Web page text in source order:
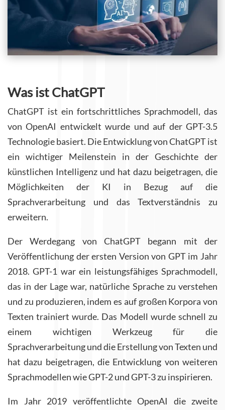
Was ist ChatGPT
ChatGPT ist ein fortschrittliches Sprachmodell, das
von OpenAI entwickelt wurde und auf der GPT-3.5
Technologie basiert. Die Entwicklung von ChatGPT ist
ein wichtiger Meilenstein in der Geschichte der
künstlichen Intelligenz und hat dazu beigetragen, die
Möglichkeiten der KI in Bezug auf die
Sprachverarbeitung und das Textverständnis zu
erweitern.
Der Werdegang von ChatGPT begann mit der
Veröffentlichung der ersten Version von GPT im Jahr
2018. GPT-1 war ein leistungsfähiges Sprachmodell,
das in der Lage war, natürliche Sprache zu verstehen
und zu produzieren, indem es auf großen Korpora von
Texten trainiert wurde. Das Modell wurde schnell zu
einem wichtigen Werkzeug für die
Sprachverarbeitung und die Erstellung von Texten und
hat dazu beigetragen, die Entwicklung von weiteren
Sprachmodellen wie GPT-2 und GPT-3 zu inspirieren.
Im Jahr 2019 veröffentlichte OpenAI die zweite